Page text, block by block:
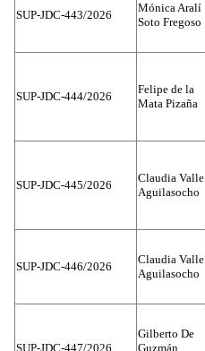
SUP-JDC-443/2026
Mónica Aralí
Soto Fregoso
SUP-JDC-444/2026
Felipe de la
Mata Pizaña
SUP-JDC-445/2026
Claudia Valle
Aguilasocho
SUP-JDC-446/2026
Claudia Valle
Aguilasocho
SUP-JDC-447/2026
Gilberto De
Guzmán